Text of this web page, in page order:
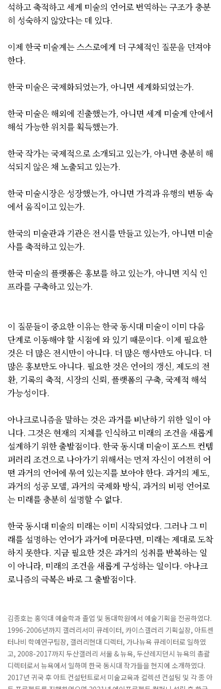
석하고 축적하고 세계 미술의 언어로 번역하는 구조가 충분
히 성숙하지 않았다는 데 있다.
이제 한국 미술계는 스스로에게 더 구체적인 질문을 던져야
한다.
한국 미술은 국제화되었는가, 아니면 세계화되었는가.
한국 미술은 해외에 진출했는가, 아니면 세계 미술계 안에서
해석 가능한 위치를 획득했는가.
한국 작가는 국제적으로 소개되고 있는가, 아니면 충분히 해
석되지 않은 채 노출되고 있는가.
한국 미술시장은 성장했는가, 아니면 가격과 유행의 변동 속
에서 움직이고 있는가.
한국의 미술관과 기관은 전시를 만들고 있는가, 아니면 미술
사를 축적하고 있는가.
한국 미술의 플랫폼은 홍보를 하고 있는가, 아니면 지식 인
프라를 구축하고 있는가.
이 질문들이 중요한 이유는 한국 동시대 미술이 이미 다음
단계로 이동해야 할 시점에 와 있기 때문이다. 이제 필요한
것은 더 많은 전시만이 아니다. 더 많은 행사만도 아니다. 더
많은 홍보만도 아니다. 필요한 것은 언어의 갱신, 제도의 전
환, 기록의 축적, 시장의 신뢰, 플랫폼의 구축, 국제적 해석
가능성이다.
아나크로니즘을 말하는 것은 과거를 비난하기 위한 일이 아
니다. 그것은 현재의 지체를 인식하고 미래의 조건을 새롭게
설계하기 위한 출발점이다. 한국 동시대 미술이 포스트 컨템
퍼러리 조건으로 나아가기 위해서는 먼저 자신이 여전히 어
떤 과거의 언어에 묶여 있는지를 보아야 한다. 과거의 제도,
과거의 성공 모델, 과거의 국제화 방식, 과거의 비평 언어로
는 미래를 충분히 설명할 수 없다.
한국 동시대 미술의 미래는 이미 시작되었다. 그러나 그 미
래를 설명하는 언어가 과거에 머문다면, 미래는 제대로 도착
하지 못한다. 지금 필요한 것은 과거의 성취를 반복하는 일
이 아니라, 미래의 조건을 새롭게 구성하는 일이다. 아나크
로니즘의 극복은 바로 그 출발점이다.
김종호는 홍익대 예술학과 졸업 및 동대학원에서 예술기획을 전공하였다.
1996-2006년까지 갤러리서미 큐레이터, 카이스갤러리 기획실장, 아트센
터나비 학예연구팀장, 갤러리현대 디렉터, 가나뉴욕 큐레이터로 일하였
고, 2008-2017까지 두산갤러리 서울 & 뉴욕, 두산레지던시 뉴욕의 총괄
디렉터로서 뉴욕에서 일하며 한국 동시대 작가들을 현지에 소개하였다.
2017년 귀국 후 아트 컨설턴트로서 미술교육과 컬렉션 컨설팅 및 각 종 아